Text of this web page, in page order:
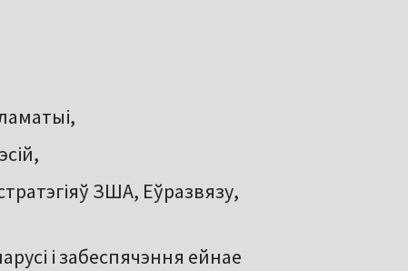
ЗША, Еўразвязу,
і забеспячэння ейнае